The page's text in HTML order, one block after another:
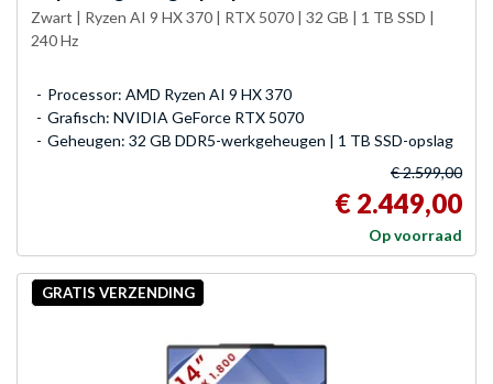
Zwart | Ryzen AI 9 HX 370 | RTX 5070 | 32 GB | 1 TB SSD |
240 Hz
Processor: AMD Ryzen AI 9 HX 370
Grafisch: NVIDIA GeForce RTX 5070
Geheugen: 32 GB DDR5-werkgeheugen | 1 TB SSD-opslag
€ 2.599,00
€ 2.449,00
Op voorraad
GRATIS VERZENDING